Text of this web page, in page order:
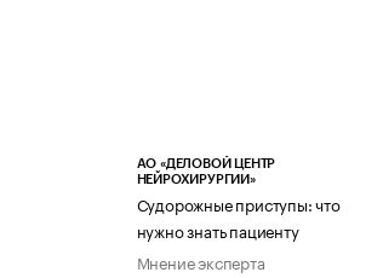
АО «ДЕЛОВОЙ ЦЕНТР
НЕЙРОХИРУРГИИ»
Судорожные приступы: что
нужно знать пациенту
Мнение эксперта